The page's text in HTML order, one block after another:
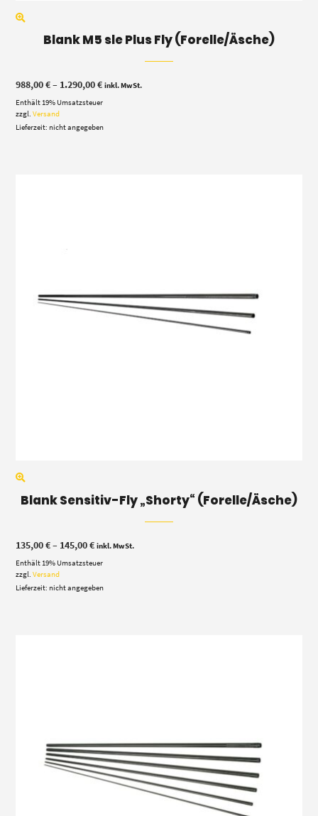
Blank M5 sle Plus Fly (Forelle/Äsche)
988,00€– 1.290,00€Preisspanne:
bis
inkl. MwSt.
Enthält 19% Umsatzsteuer
zzgl.Versand
Lieferzeit: nicht angegeben
Blank Sensitiv-Fly „Shorty“ (Forelle/Äsche)
135,00€– 145,00€Preisspanne:
bis
inkl. MwSt.
Enthält 19% Umsatzsteuer
zzgl.Versand
Lieferzeit: nicht angegeben